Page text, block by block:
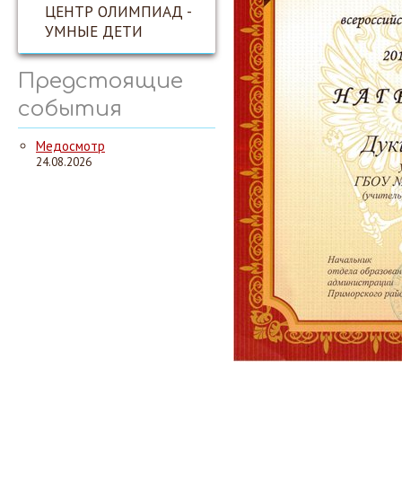
ЦЕНТР ОЛИМПИАД -
УМНЫЕ ДЕТИ
Предстоящие
события
Медосмотр
24.08.2026